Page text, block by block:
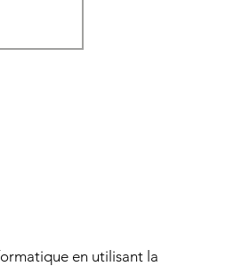
en utilisant la